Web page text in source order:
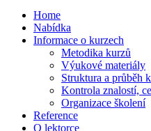
Home
Nabídka
Informace o kurzech
Metodika kurzů
Výukové materiály
Struktura a průběh
Kontrola znalostí,
Organizace školení
Reference
O lektorce